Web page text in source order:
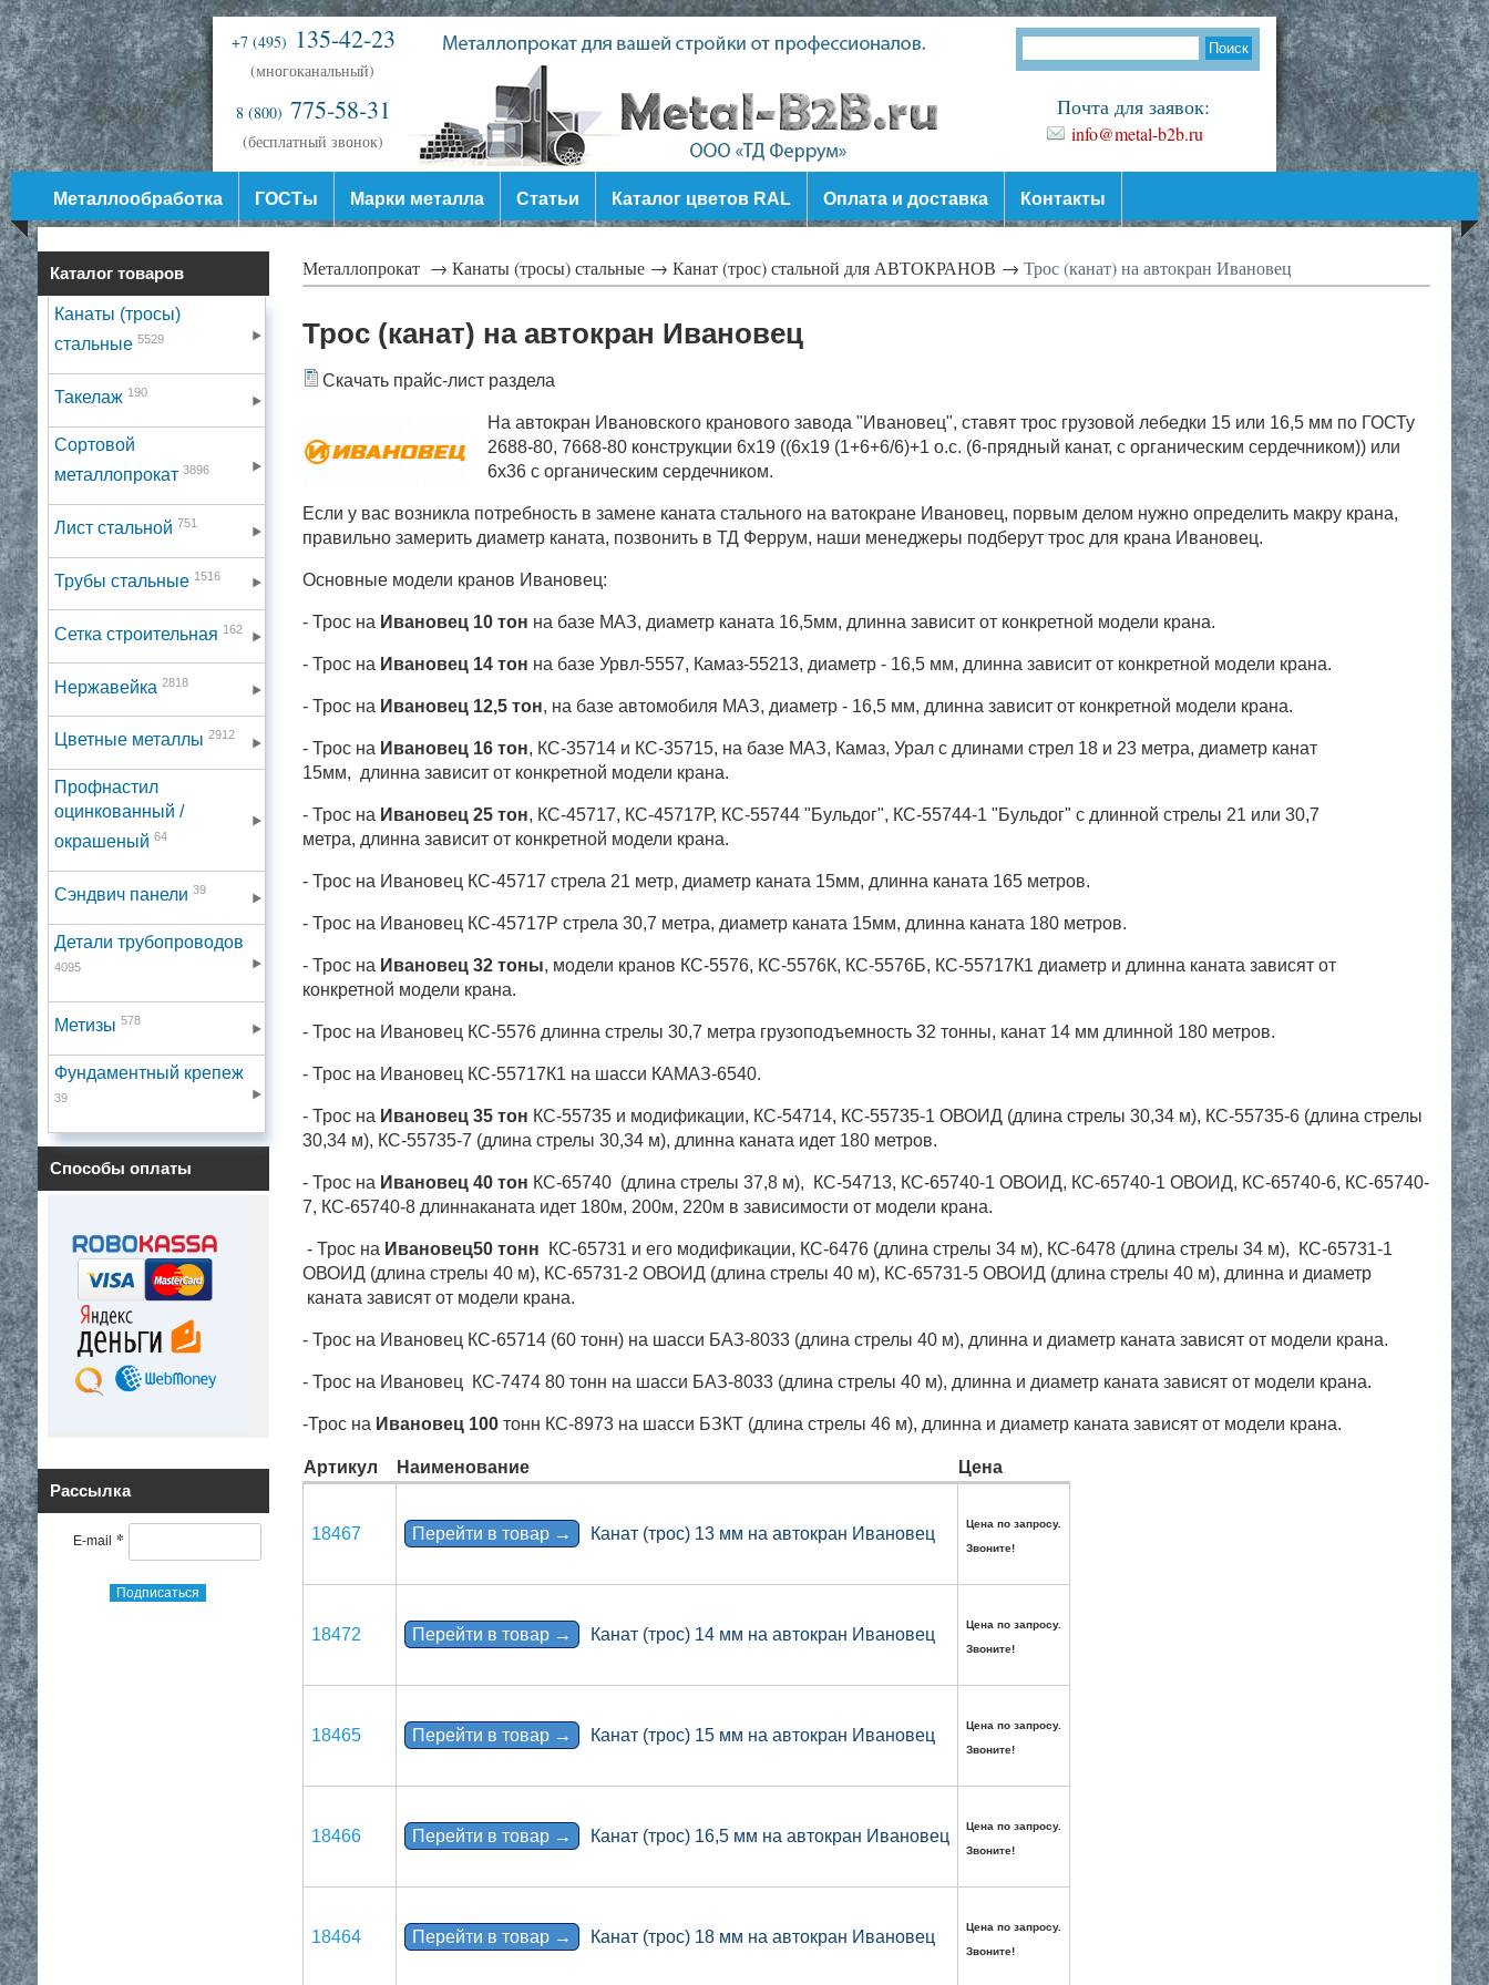
Почта для заявок:
info@metal-b2b.ru
+7 (495) 135-42-23
(многоканальный)
8 (800) 775-58-31
(бесплатный звонок)
Металлообработка ГОСТы Марки металла Статьи Каталог цветов RAL Оплата и доставка Контакты
Каталог товаров
Канаты (тросы)
стальные 5529
Такелаж 190
Сортовой
металлопрокат 3896
Лист стальной 751
Трубы стальные 1516
Сетка строительная 162
Нержавейка 2818
Цветные металлы 2912
Профнастил
оцинкованный /
окрашеный 64
Сэндвич панели 39
Детали трубопроводов
4095
Метизы 578
Фундаментный крепеж
39
Способы оплаты
Рассылка
E-mail *
Подписаться
Металлопрокат → Канаты (тросы) стальные → Канат (трос) стальной для АВТОКРАНОВ → Трос (канат) на автокран Ивановец
Трос (канат) на автокран Ивановец
Скачать прайс-лист раздела
На автокран Ивановского кранового завода "Ивановец", ставят трос грузовой лебедки 15 или 16,5 мм по ГОСТу
2688-80, 7668-80 конструкции 6х19 ((6x19 (1+6+6/6)+1 о.с. (6-прядный канат, с органическим сердечником)) или
6х36 с органическим сердечником.
Если у вас возникла потребность в замене каната стального на ватокране Ивановец, порвым делом нужно определить макру крана,
правильно замерить диаметр каната, позвонить в ТД Феррум, наши менеджеры подберут трос для крана Ивановец.
Основные модели кранов Ивановец:
- Трос на Ивановец 10 тон на базе МАЗ, диаметр каната 16,5мм, длинна зависит от конкретной модели крана.
- Трос на Ивановец 14 тон на базе Урвл-5557, Камаз-55213, диаметр - 16,5 мм, длинна зависит от конкретной модели крана.
- Трос на Ивановец 12,5 тон, на базе автомобиля МАЗ, диаметр - 16,5 мм, длинна зависит от конкретной модели крана.
- Трос на Ивановец 16 тон, КС-35714 и КС-35715, на базе МАЗ, Камаз, Урал с длинами стрел 18 и 23 метра, диаметр канат
15мм, длинна зависит от конкретной модели крана.
- Трос на Ивановец 25 тон, КС-45717, КС-45717Р, КС-55744 "Бульдог", КС-55744-1 "Бульдог" с длинной стрелы 21 или 30,7
метра, длинна зависит от конкретной модели крана.
- Трос на Ивановец КС-45717 стрела 21 метр, диаметр каната 15мм, длинна каната 165 метров.
- Трос на Ивановец КС-45717Р стрела 30,7 метра, диаметр каната 15мм, длинна каната 180 метров.
- Трос на Ивановец 32 тоны, модели кранов КС-5576, КС-5576К, КС-5576Б, КС-55717К1 диаметр и длинна каната зависят от
конкретной модели крана.
- Трос на Ивановец КС-5576 длинна стрелы 30,7 метра грузоподъемность 32 тонны, канат 14 мм длинной 180 метров.
- Трос на Ивановец КС-55717К1 на шасси КАМАЗ-6540.
- Трос на Ивановец 35 тон КС-55735 и модификации, КС-54714, КС-55735-1 ОВОИД (длина стрелы 30,34 м), КС-55735-6 (длина стрелы
30,34 м), КС-55735-7 (длина стрелы 30,34 м), длинна каната идет 180 метров.
- Трос на Ивановец 40 тон КС-65740 (длина стрелы 37,8 м), КС-54713, КС-65740-1 ОВОИД, КС-65740-1 ОВОИД, КС-65740-6, КС-65740-
7, КС-65740-8 длиннаканата идет 180м, 200м, 220м в зависимости от модели крана.
- Трос на Ивановец50 тонн КС-65731 и его модификации, КС-6476 (длина стрелы 34 м), КС-6478 (длина стрелы 34 м),
КС-65731-1
ОВОИД (длина стрелы 40 м), КС-65731-2 ОВОИД (длина стрелы 40 м), КС-65731-5 ОВОИД (длина стрелы 40 м), длинна и диаметр
каната зависят от модели крана.
- Трос на Ивановец КС-65714 (60 тонн) на шасси БАЗ-8033 (длина стрелы 40 м), длинна и диаметр каната зависят от модели крана.
- Трос на Ивановец КС-7474 80 тонн на шасси БАЗ-8033 (длина стрелы 40 м), длинна и диаметр каната зависят от модели крана.
-Трос на Ивановец 100тонн КС-8973 на шасси БЗКТ (длина стрелы 46 м), длинна и диаметр каната зависят от модели крана.
Артикул Наименование Цена
18467 Перейти в товар → Канат (трос) 13 мм на автокран Ивановец
Цена по запросу.
Звоните!
18472 Перейти в товар → Канат (трос) 14 мм на автокран Ивановец
Цена по запросу.
Звоните!
18465 Перейти в товар → Канат (трос) 15 мм на автокран Ивановец
Цена по запросу.
Звоните!
18466 Перейти в товар → Канат (трос) 16,5 мм на автокран Ивановец
Цена по запросу.
Звоните!
18464 Перейти в товар → Канат (трос) 18 мм на автокран Ивановец
Цена по запросу.
Звоните!